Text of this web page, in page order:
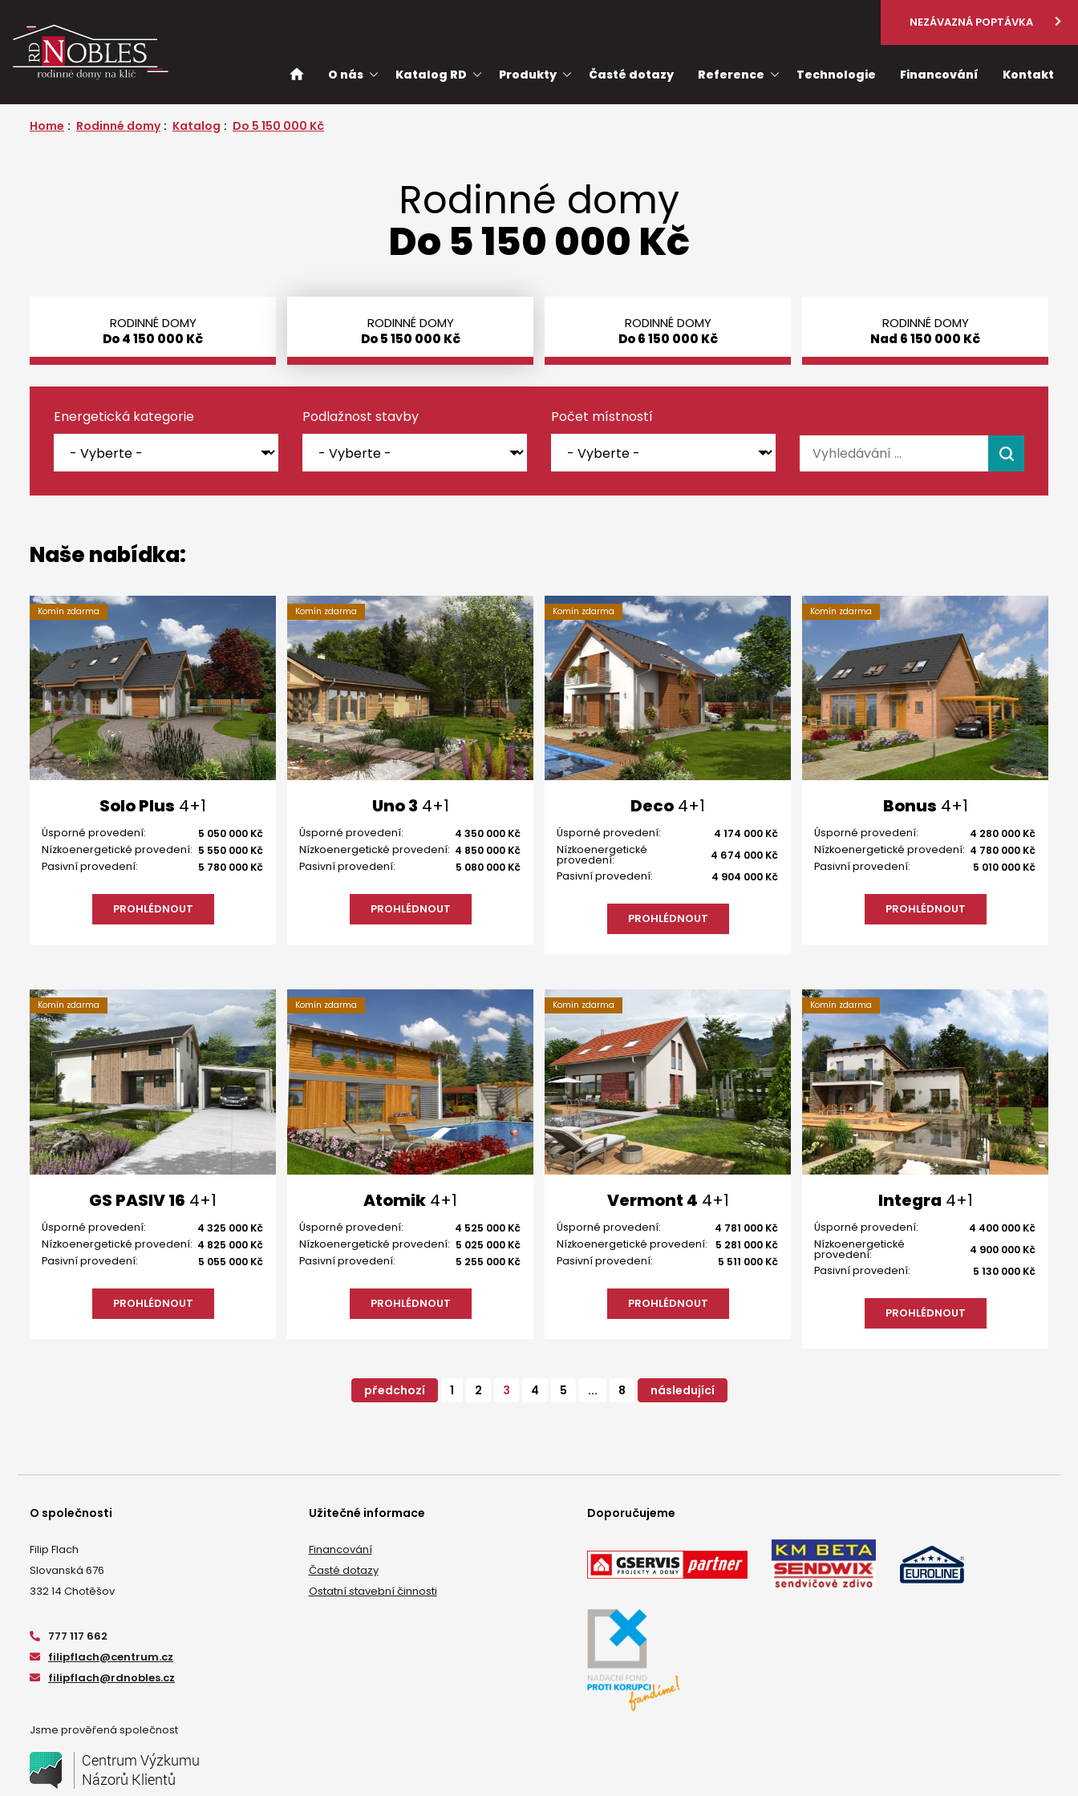
O nás Katalog RD Produkty Časté dotazy Reference Technologie Financování Kontakt
NEZÁVAZNÁ POPTÁVKA
Home Rodinné domy Katalog Do 5 150 000 Kč
Rodinné domy
Do 5 150 000 Kč
Do 4 150 000 Kč Do 5 150 000 Kč Do 6 150 000 Kč Nad 6 150 000 Kč
Energetická kategorie Podlažnost stavby Počet místností
Naše nabídka:
Komín zdarma
Solo Plus 4+1
Úsporné provedení:
5 050 000 Kč
Nízkoenergetické provedení: 5 550 000 Kč
Pasivní provedení:
5 780 000 Kč
PROHLÉDNOUT
Komín zdarma
Uno 3 4+1
Úsporné provedení:
4 350 000 Kč
Nízkoenergetické provedení: 4 850 000 Kč
Pasivní provedení:
5 080 000 Kč
PROHLÉDNOUT
Komín zdarma
Deco 4+1
Úsporné provedení:
4 174 000 Kč
Nízkoenergetické
provedení:
4 674 000 Kč
Pasivní provedení:
4 904 000 Kč
PROHLÉDNOUT
Komín zdarma
Bonus 4+1
Úsporné provedení:
4 280 000 Kč
Nízkoenergetické provedení: 4 780 000 Kč
Pasivní provedení:
5 010 000 Kč
PROHLÉDNOUT
Komín zdarma
GS PASIV 16 4+1
Úsporné provedení:
4 325 000 Kč
Nízkoenergetické provedení: 4 825 000 Kč
Pasivní provedení:
5 055 000 Kč
PROHLÉDNOUT
Komín zdarma
Atomik 4+1
Úsporné provedení:
4 525 000 Kč
Nízkoenergetické provedení: 5 025 000 Kč
Pasivní provedení:
5 255 000 Kč
PROHLÉDNOUT
Komín zdarma
Vermont 4 4+1
Úsporné provedení:
4 781 000 Kč
Nízkoenergetické provedení:
5 281 000 Kč
Pasivní provedení:
5 511 000 Kč
PROHLÉDNOUT
Komín zdarma
Integra 4+1
Úsporné provedení:
4 400 000 Kč
Nízkoenergetické
provedení:
4 900 000 Kč
Pasivní provedení:
5 130 000 Kč
PROHLÉDNOUT
předchozí 1 2 3 4 5 ... 8 následující
O společnosti
Filip Flach
Slovanská 676
332 14 Chotěšov
777 117 662
filipflach@centrum.cz
filipflach@rdnobles.cz
Jsme prověřená společnost
Užitečné informace
Financování
Časté dotazy
Ostatní stavební činnosti
Doporučujeme